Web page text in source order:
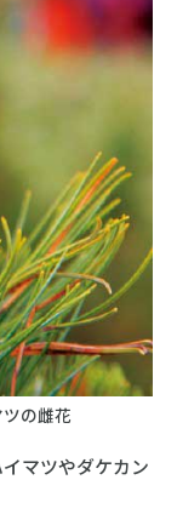
の雌花
マツやダケカン